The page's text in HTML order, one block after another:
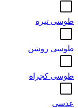
طوسی تیره
طوسی روشن
طوسی کجراه
عدسی